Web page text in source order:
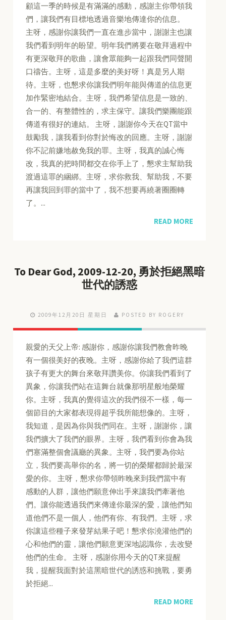
顧這一季的時候是有滿滿的感動，感謝主你帶領我
們，讓我們有目標地透過音樂地傳達你的信息。
主呀，感謝你讓我們一直在進步當中，謝謝主也讓
我們看到明年的盼望。明年我們將要在敬拜過程中
有更深敬拜的歌曲，讓會眾能夠一起跟我們同聲開
口禱告。主呀，這是多麼的美好呀！真是另人期
待。主呀，也懇求你讓我們明年能與傳道的信息更
加作緊密地結合。主呀，我們希望信息是一致的、
合一的、有整體性的，求主保守。讓我們樂團能跟
傳道有很好的連結。 主呀，謝謝你今天在QT當中
鼓勵我，讓我看到你對於悔改的回應。主呀，謝謝
你不記前嫌地赦免我的罪。主呀，我真的誠心悔
改，我真的把時間都交在你手上了，懇求主幫助我
渡過這罪的綑綁。主呀，求你救我、幫助我，不要
再讓我回到罪的當中了，我不想要再繞著圈圈轉
了。...
READ MORE
To Dear God, 2009-12-20, 勇於拒絕黑暗
世代的誘惑
2009年12月20日 星期日 POSTED BY ROGERY
親愛的天父上帝: 感謝你，感謝你讓我們教會昨晚
有一個很美好的夜晚。主呀，感謝你給了我們這群
孩子有更大的舞台來敬拜讚美你。你讓我們看到了
異象，你讓我們站在這舞台就像那明星般地榮耀
你。主呀，我真的覺得這次的我們很不一樣，每一
個節目的大家都表現得超乎我所能想像的。主呀，
我知道，是因為你與我們同在。主呀，謝謝你，讓
我們擴大了我們的眼界。主呀，我們看到你會為我
們塞滿整個會議廳的異象。主呀，我們要為你站
立，我們要高舉你的名，將一切的榮耀都歸於最深
愛的你。 主呀，懇求你帶領昨晚來到我們當中有
感動的人群，讓他們願意伸出手來讓我們牽著他
們。讓你能透過我們來傳達你最深的愛，讓他們知
道他們不是一個人，他們有你、有我們。主呀，求
你讓這些種子來發芽結果子吧！懇求你澆灌他們的
心和他們的靈，讓他們願意更深地認識你，去改變
他們的生命。 主呀，感謝你用今天的QT來提醒
我，提醒我面對於這黑暗世代的誘惑和挑戰，要勇
於拒絕...
READ MORE